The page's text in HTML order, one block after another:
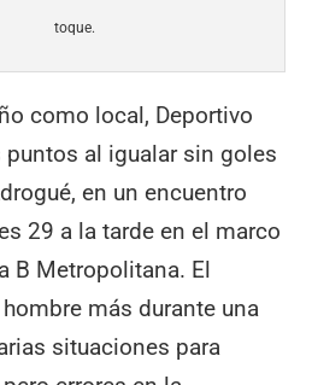
toque.
como local, Deportivo
al igualar sin goles
en un encuentro
29 a la tarde en el marco
B Metropolitana. El
más durante una
situaciones para